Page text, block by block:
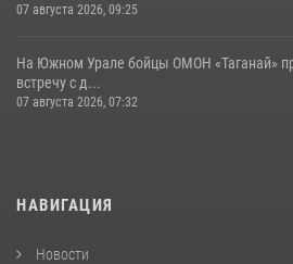
07 августа 2026, 09:25
На Южном Урале бойцы ОМОН «Таганай»
встречу с д...
07 августа 2026, 07:32
НАВИГАЦИЯ
Новости